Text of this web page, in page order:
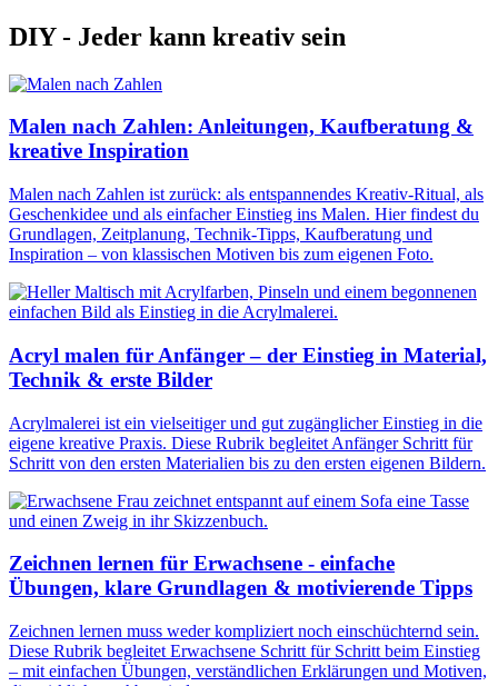
DIY - Jeder kann kreativ sein
Malen nach Zahlen: Anleitungen, Kaufberatung &
kreative Inspiration
Malen nach Zahlen ist zurück: als entspannendes Kreativ-Ritual, als
Geschenkidee und als einfacher Einstieg ins Malen. Hier findest du
Grundlagen, Zeitplanung, Technik-Tipps, Kaufberatung und
Inspiration – von klassischen Motiven bis zum eigenen Foto.
Acryl malen für Anfänger – der Einstieg in Material,
Technik & erste Bilder
Acrylmalerei ist ein vielseitiger und gut zugänglicher Einstieg in die
eigene kreative Praxis. Diese Rubrik begleitet Anfänger Schritt für
Schritt von den ersten Materialien bis zu den ersten eigenen Bildern.
Zeichnen lernen für Erwachsene - einfache
Übungen, klare Grundlagen & motivierende Tipps
Zeichnen lernen muss weder kompliziert noch einschüchternd sein.
Diese Rubrik begleitet Erwachsene Schritt für Schritt beim Einstieg
– mit einfachen Übungen, verständlichen Erklärungen und Motiven,